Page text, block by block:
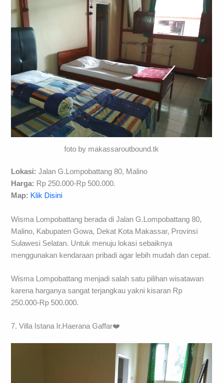
foto by makassaroutbound.tk
Lokasi: Jalan G.Lompobattang 80, Malino
Harga: Rp 250.000-Rp 500.000.
Map: Klik Disini
Wisma Lompobattang berada di Jalan G.Lompobattang 80,
Malino, Kabupaten Gowa, Dekat Kota Makassar, Provinsi
Sulawesi Selatan. Untuk menuju lokasi sebaiknya
menggunakan kendaraan pribadi agar lebih mudah dan cepat.
Wisma Lompobattang menjadi salah satu pilihan wisatawan
karena harganya sangat terjangkau yakni kisaran Rp
250.000-Rp 500.000.
7. Villa Istana Ir.Haerana Gaffar❤️